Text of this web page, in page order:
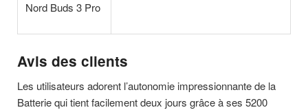
Nord Buds 3 Pro
Avis des clients
Les utilisateurs adorent l’autonomie impressionnante de la
Batterie qui tient facilement deux jours grâce à ses 5200